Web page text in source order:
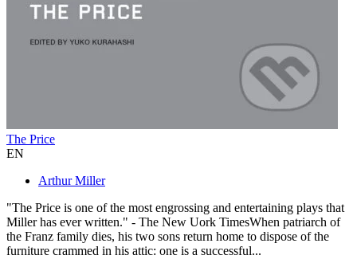
The Price
EN
Arthur Miller
"The Price is one of the most engrossing and entertaining plays that
Miller has ever written." - The New Uork TimesWhen patriarch of
the Franz family dies, his two sons return home to dispose of the
furniture crammed in his attic: one is a successful...